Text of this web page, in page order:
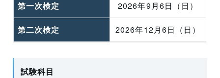
第一次検定 2026年9月6日（日）
第二次検定 2026年12月6日（日）
試験科目